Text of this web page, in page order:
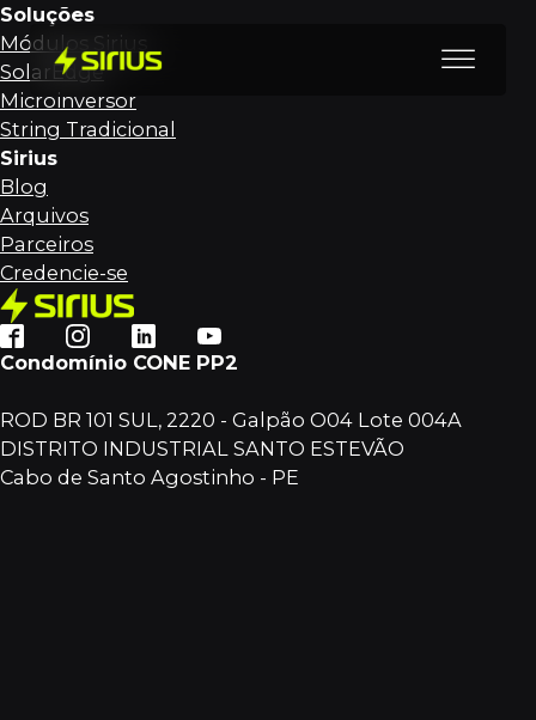
Condomínio CONE PP2
ROD BR 101 SUL, 2220 - Galpão O04 Lote 004A
DISTRITO INDUSTRIAL SANTO ESTEVÃO
Cabo de Santo Agostinho - PE
Sirius
Blog
Arquivos
Parceiros
Credencie-se
Soluções
Módulos Sirius
SolarEdge
Microinversor
String Tradicional